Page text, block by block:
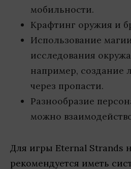
мобильности.
Крафтинг оружия и
Использование
исследования
например, создание
через пропасти.
Разнообразие
можно
Для игры Eternal Strands
рекомендуется иметь